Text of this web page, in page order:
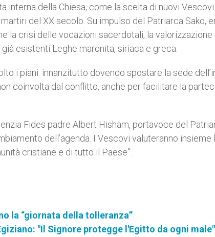
interna della Chiesa, come la scelta di nuovi
del XX secolo. Su impulso del Patriarca Sako,
la crisi delle vocazioni sacerdotali, la valorizzazione
esistenti Leghe maronita, siriaca e greca.
i piani: innanzitutto dovendo spostare la sede
coinvolta dal conflitto, anche per facilitare la
Fides padre Albert Hisham, portavoce del
dell’agenda. I Vescovi valuteranno insieme
cristiane e di tutto il Paese”.
la “giornata della tolleranza”
"Il Signore protegge l'Egitto da ogni male"